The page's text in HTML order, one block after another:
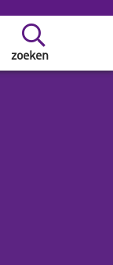
zoeken